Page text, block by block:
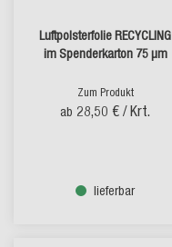
Luftpolsterfolie RECYCLING
im Spenderkarton 75 µm
Zum Produkt
ab 28,50 € / Krt.
lieferbar